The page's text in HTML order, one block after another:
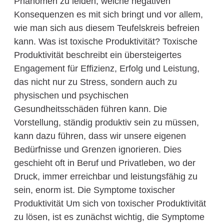
Konsequenzen es mit sich bringt und vor allem,
wie man sich aus diesem Teufelskreis befreien
kann. Was ist toxische Produktivität? Toxische
Produktivität beschreibt ein übersteigertes
Engagement für Effizienz, Erfolg und Leistung,
das nicht nur zu Stress, sondern auch zu
physischen und psychischen
Gesundheitsschäden führen kann. Die
Vorstellung, ständig produktiv sein zu müssen,
kann dazu führen, dass wir unsere eigenen
Bedürfnisse und Grenzen ignorieren. Dies
geschieht oft in Beruf und Privatleben, wo der
Druck, immer erreichbar und leistungsfähig zu
sein, enorm ist. Die Symptome toxischer
Produktivität Um sich von toxischer Produktivität
zu lösen, ist es zunächst wichtig, die Symptome